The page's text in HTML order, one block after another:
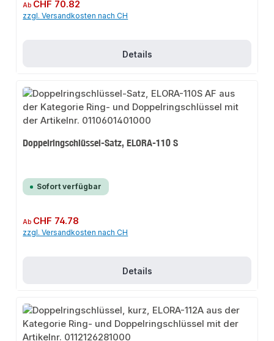
Regulärer Preis:
Ab CHF 70.82
zzgl. Versandkosten nach CH
Details
Doppelringschlüssel-Satz, ELORA-110 S
Sofort verfügbar
Regulärer Preis:
Ab CHF 74.78
zzgl. Versandkosten nach CH
Details